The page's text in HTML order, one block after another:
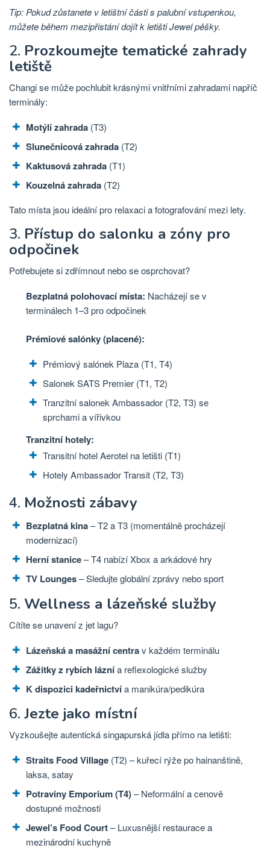
Tip: Pokud zůstanete v letištní části s palubní vstupenkou,
můžete během mezipřistání dojít k letišti Jewel pěšky.
2. Prozkoumejte tematické zahrady
letiště
Changi se může pochlubit krásnými vnitřními zahradami napříč
terminály:
Motýlí zahrada (T3)
Slunečnicová zahrada (T2)
Kaktusová zahrada (T1)
Kouzelná zahrada (T2)
Tato místa jsou ideální pro relaxaci a fotografování mezi lety.
3. Přístup do salonku a zóny pro
odpočinek
Potřebujete si zdřímnout nebo se osprchovat?
Bezplatná polohovací místa: Nacházejí se v
terminálech 1–3 pro odpočinek
Prémiové salónky (placené):
Prémiový salónek Plaza (T1, T4)
Salonek SATS Premier (T1, T2)
Tranzitní salonek Ambassador (T2, T3) se
sprchami a vířivkou
Tranzitní hotely:
Transitní hotel Aerotel na letišti (T1)
Hotely Ambassador Transit (T2, T3)
4. Možnosti zábavy
Bezplatná kina– T2 a T3 (momentálně procházejí
modernizací)
Herní stanice– T4 nabízí Xbox a arkádové hry
TV Lounges– Sledujte globální zprávy nebo sport
5. Wellness a lázeňské služby
Cítíte se unavení z jet lagu?
Lázeňská a masážní centrav každém terminálu
Zážitky z rybích láznía reflexologické služby
K dispozici kadeřnictvía manikúra/pedikúra
6. Jezte jako místní
Vyzkoušejte autentická singapurská jídla přímo na letišti:
Straits Food Village (T2) – kuřecí rýže po hainanštině,
laksa, satay
Potraviny Emporium (T4)– Neformální a cenově
dostupné možnosti
Jewel’s Food Court– Luxusnější restaurace a
mezinárodní kuchyně